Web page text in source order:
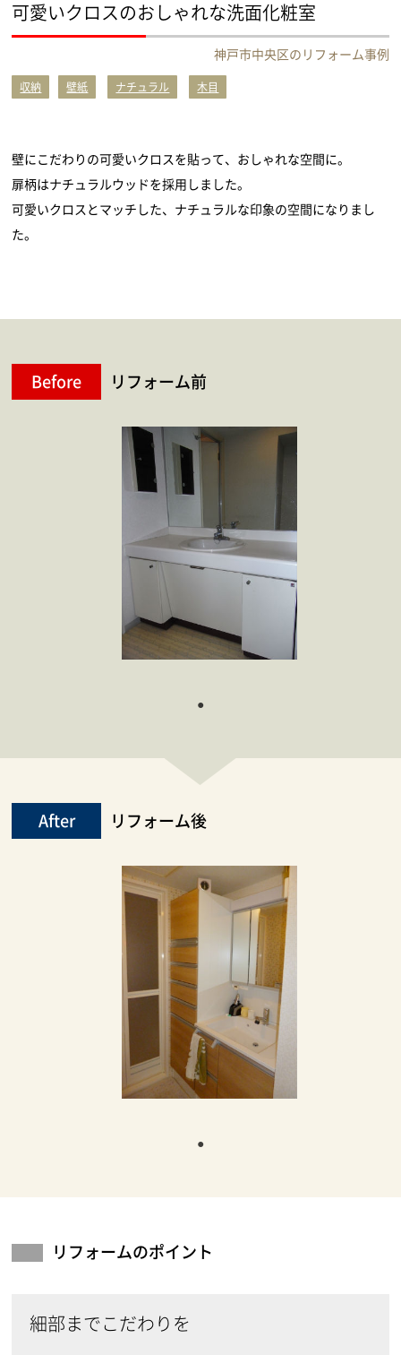
可愛いクロスのおしゃれな洗面化粧室
神戸市中央区のリフォーム事例
収納 壁紙 ナチュラル 木目
壁にこだわりの可愛いクロスを貼って、おしゃれな空間に。
扉柄はナチュラルウッドを採用しました。
可愛いクロスとマッチした、ナチュラルな印象の空間になりまし
た。
Before リフォーム前
After リフォーム後
リフォームのポイント
細部までこだわりを